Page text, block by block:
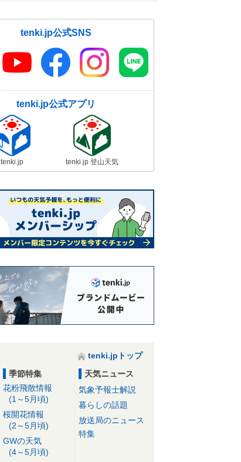
tenki.jp公式SNS
tenki.jp公式アプリ
tenki.jp tenki.jp 登山天気
tenki.jpトップ
季節特集
花粉飛散情報
(1～5月頃)
桜開花情報
(2～5月頃)
GWの天気
(4～5月頃)
天気ニュース
気象予報士解説
暮らしの話題
放送局のニュース
特集